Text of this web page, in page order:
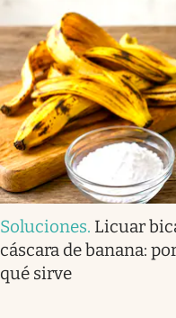
Soluciones. Licuar
cáscara de banana:
qué sirve